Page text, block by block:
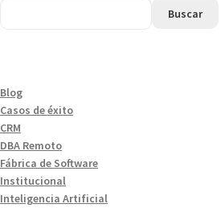
Buscar
Blog
Casos de éxito
CRM
DBA Remoto
Fábrica de Software
Institucional
Inteligencia Artificial